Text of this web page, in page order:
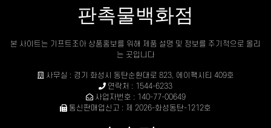
판촉물백화점
본 사이트는 기프트조아 상품홍보를 위해 제품 설명 및 정보를 주기적으로 올리
는 곳입니다
사무실 : 경기 화성시 동탄순환대로 823, 에이팩시티 409호
연락처 : 1544-6233
사업자번호 : 140-77-00649
통신판매업신고 : 제 2026-화성동탄-1212호